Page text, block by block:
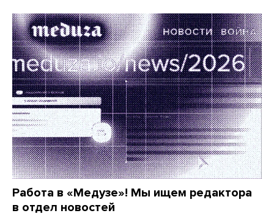
Работа в «Медузе»! Мы ищем редактора
в отдел новостей